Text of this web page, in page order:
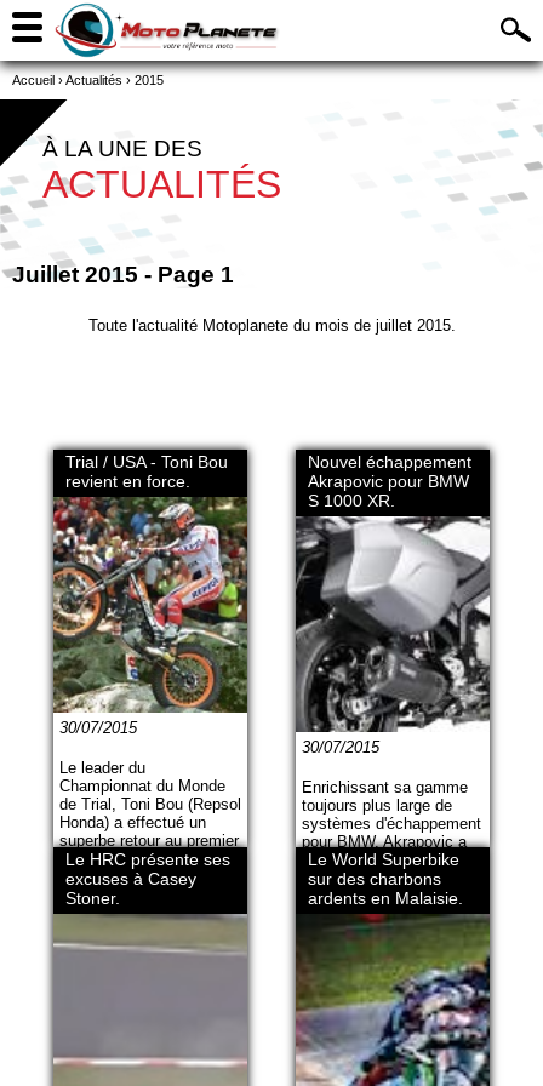
Accueil ›Actualités › 2015
À LA UNE DES
ACTUALITÉS
Juillet 2015 - Page 1
Toute l'actualité Motoplanete du mois de juillet 2015.
Trial / USA - Toni Bou
revient en force.
30/07/2015
Le leader du
Championnat du Monde
de Trial, Toni Bou (Repsol
Honda) a effectué un
superbe retour au premier
plan lors du Grand Prix
des États-Unis.
Nouvel échappement
Akrapovic pour BMW
S 1000 XR.
30/07/2015
Enrichissant sa gamme
toujours plus large de
systèmes d'échappement
pour BMW, Akrapovic a
lancé la ligne Slip-On en
titane pour la S 1000 XR.
Le HRC présente ses
excuses à Casey
Stoner.
Le World Superbike
sur des charbons
ardents en Malaisie.